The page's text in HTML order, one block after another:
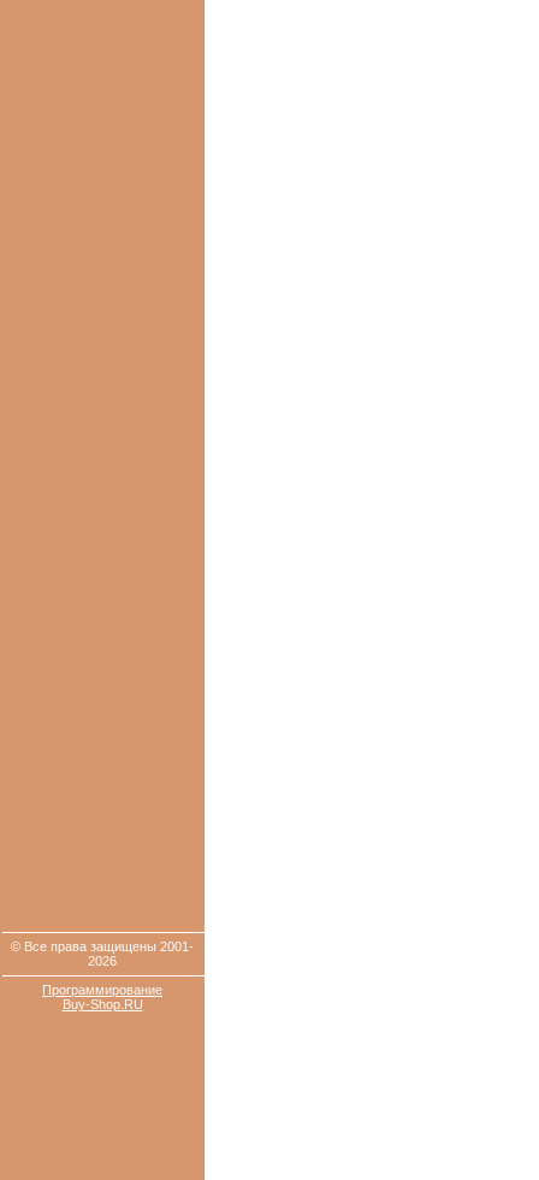
© Все права защищены 2001-
2026
Программирование
Buy-Shop.RU